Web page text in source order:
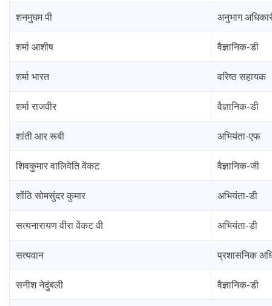
शनमुघम पी अनुभाग
शर्मा आशीष वैज्ञानिक-डी
शर्मा भारत वरिष्ठ सहायक
शर्मा राजवीर वैज्ञानिक-डी
शांती आर रूबी अभियंता-एफ
शिवकुमार वालिवेति वेंकट वैज्ञानिक-जी
शोंठि सोमसुंदर कुमार अभियंता-डी
सत्यनारायण वीरा वेंकट वी अभियंता-डी
सत्यवान प्रशासनिक
सनीश नेदुंबली वैज्ञानिक-डी